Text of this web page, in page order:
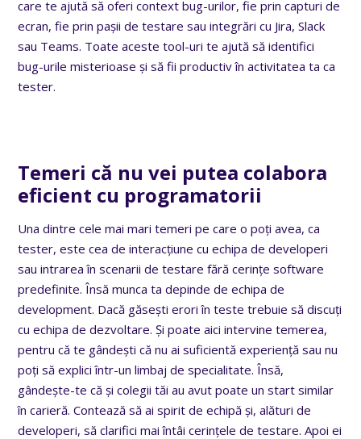
care te ajută să oferi context bug-urilor, fie prin capturi de
ecran, fie prin pașii de testare sau integrări cu Jira, Slack
sau Teams. Toate aceste tool-uri te ajută să identifici
bug-urile misterioase și să fii productiv în activitatea ta ca
tester.
Temeri că nu vei putea colabora
eficient cu programatorii
Una dintre cele mai mari temeri pe care o poți avea, ca
tester, este cea de interacțiune cu echipa de developeri
sau intrarea în scenarii de testare fără cerințe software
predefinite. Însă munca ta depinde de echipa de
development. Dacă găsești erori în teste trebuie să discuți
cu echipa de dezvoltare. Și poate aici intervine temerea,
pentru că te gândești că nu ai suficientă experiență sau nu
poți să explici într-un limbaj de specialitate. Însă,
gândește-te că și colegii tăi au avut poate un start similar
în carieră. Contează să ai spirit de echipă și, alături de
developeri, să clarifici mai întâi cerințele de testare. Apoi ei